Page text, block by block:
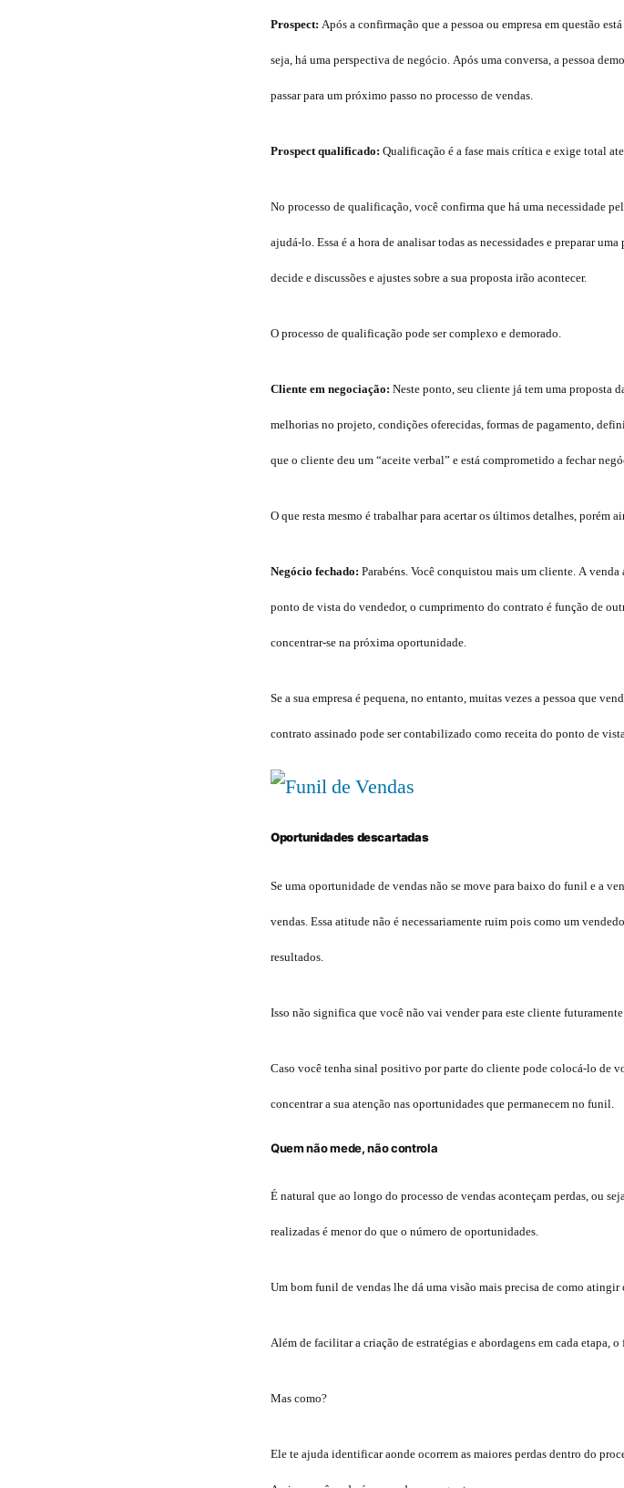
Prospect: Após a confirmação que a pessoa ou empresa em questão
seja, há uma perspectiva de negócio. Após uma conversa, a pessoa
passar para um próximo passo no processo de vendas.
Prospect qualificado: Qualificação é a fase mais crítica e exige total
No processo de qualificação, você confirma que há uma necessidade
ajudá-lo. Essa é a hora de analisar todas as necessidades e preparar
decide e discussões e ajustes sobre a sua proposta irão acontecer.
O processo de qualificação pode ser complexo e demorado.
Cliente em negociação: Neste ponto, seu cliente já tem uma proposta
melhorias no projeto, condições oferecidas, formas de pagamento,
que o cliente deu um “aceite verbal” e está comprometido a fechar
O que resta mesmo é trabalhar para acertar os últimos detalhes, porém
Negócio fechado: Parabéns. Você conquistou mais um cliente. A
ponto de vista do vendedor, o cumprimento do contrato é função de
concentrar-se na próxima oportunidade.
Se a sua empresa é pequena, no entanto, muitas vezes a pessoa que
contrato assinado pode ser contabilizado como receita do ponto de
Oportunidades descartadas
Se uma oportunidade de vendas não se move para baixo do funil e a
vendas. Essa atitude não é necessariamente ruim pois como um
resultados.
Isso não significa que você não vai vender para este cliente
Caso você tenha sinal positivo por parte do cliente pode colocá-lo de
concentrar a sua atenção nas oportunidades que permanecem no funil.
Quem não mede, não controla
É natural que ao longo do processo de vendas aconteçam perdas, ou
realizadas é menor do que o número de oportunidades.
Um bom funil de vendas lhe dá uma visão mais precisa de como
Além de facilitar a criação de estratégias e abordagens em cada etapa,
Mas como?
Ele te ajuda identificar aonde ocorrem as maiores perdas dentro do